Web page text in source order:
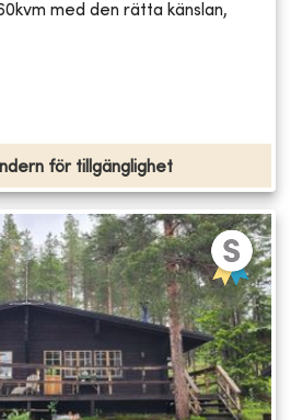
med den rätta känslan,
för tillgänglighet